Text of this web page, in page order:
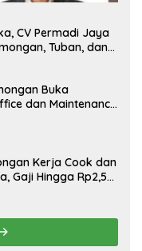
CV Permadi Jaya
Tuban, dan
Buka
dan Maintenance
Kerja Cook dan
Gaji Hingga Rp2,5